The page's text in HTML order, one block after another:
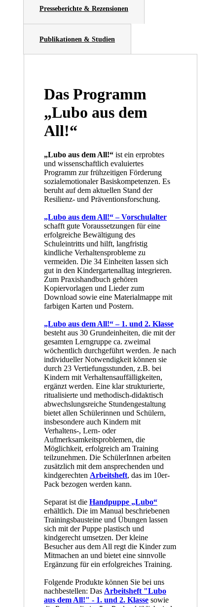
Presseberichte & Rezensionen
Publikationen & Studien
Das Programm
„Lubo aus dem
All!“
„Lubo aus dem All!“ ist ein erprobtes
und wissenschaftlich evaluiertes
Programm zur frühzeitigen Förderung
sozialemotionaler Basiskompetenzen. Es
beruht auf dem aktuellen Stand der
Resilienz- und Präventionsforschung.
„Lubo aus dem All!“ – Vorschulalter
schafft gute Voraussetzungen für eine
erfolgreiche Bewältigung des
Schuleintritts und hilft, langfristig
kindliche Verhaltens­probleme zu
vermeiden. Die 34 Einheiten lassen sich
gut in den Kindergartenalltag integrieren.
Zum Praxishandbuch gehören
Kopiervorlagen und Lieder zum
Download sowie eine Materialmappe mit
farbigen Karten und Postern.
„Lubo aus dem All!“ – 1. und 2. Klasse
besteht aus 30 Grundeinheiten, die mit der
gesamten Lerngruppe ca. zweimal
wöchentlich durchgeführt werden. Je nach
individueller Notwendigkeit können sie
durch 23 Vertiefungsstunden, z.B. bei
Kindern mit Verhaltens­auffälligkeiten,
ergänzt werden. Eine klar strukturierte,
ritualisierte und methodisch-didaktisch
abwechslungsreiche Stundengestaltung
bietet allen Schülerinnen und Schülern,
insbesondere auch Kindern mit
Verhaltens-, Lern- oder
Aufmerksamkeitsproblemen, die
Möglichkeit, erfolgreich am Training
teilzunehmen. Die SchülerInnen arbeiten
zusätzlich mit dem ansprechenden und
kindgerechten Arbeitsheft, das im 10er-
Pack bezogen werden kann.
Separat ist die Handpuppe „Lubo“
erhältlich. Die im Manual beschriebenen
Trainingsbausteine und Übungen lassen
sich mit der Puppe plastisch und
kindgerecht umsetzen. Der kleine
Besucher aus dem All regt die Kinder zum
Mitmachen an und bietet eine sinnvolle
Ergänzung für ein erfolgreiches Training.
Folgende Produkte können Sie bei uns
nachbestellen: Das Arbeitsheft "Lubo
aus dem All!" - 1. und 2. Klasse sowie